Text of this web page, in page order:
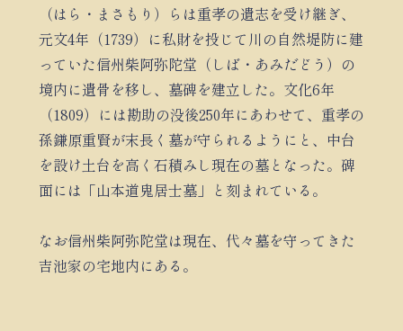
（はら・まさもり）らは重孝の遺志を受け継ぎ、
元文4年（1739）に私財を投じて川の自然堤防に建
っていた信州柴阿弥陀堂（しば・あみだどう）の
境内に遺骨を移し、墓碑を建立した。文化6年
（1809）には勘助の没後250年にあわせて、重孝の
孫鎌原重賢が末長く墓が守られるようにと、中台
を設け土台を高く石積みし現在の墓となった。碑
面には「山本道鬼居士墓」と刻まれている。
なお信州柴阿弥陀堂は現在、代々墓を守ってきた
吉池家の宅地内にある。